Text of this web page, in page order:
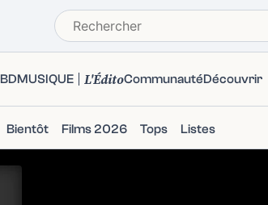
BDMUSIQUE L'ÉditoCommunautéDécouvrir
Bientôt Films 2026 Tops Listes